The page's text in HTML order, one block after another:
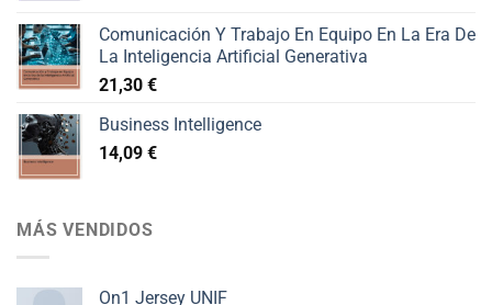
Comunicación Y Trabajo En Equipo En La Era De
La Inteligencia Artificial Generativa
21,30 €
Business Intelligence
14,09 €
MÁS VENDIDOS
On1 Jersey UNIF